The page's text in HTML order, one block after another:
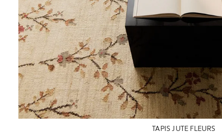
TAPIS JUTE FLEURS